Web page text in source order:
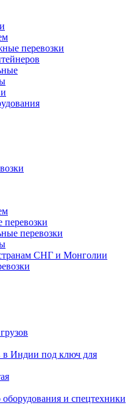
перевозки
перевозки
СНГ и Монголии
в Индии под ключ для
и спецтехники